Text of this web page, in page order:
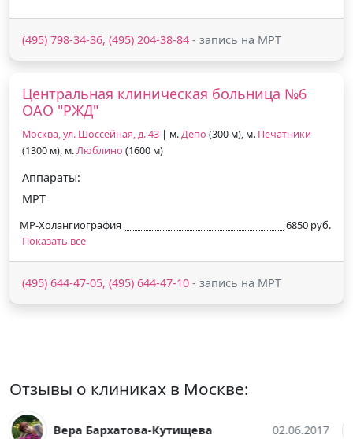
(495) 798-34-36, (495) 204-38-84 - запись на МРТ
Центральная клиническая больница №6
ОАО "РЖД"
Москва, ул. Шоссейная, д. 43 | м.Депо (300 м), м. Печатники
(1300 м), м.Люблино (1600 м)
Аппараты:
МРТ
МР-Холангиография
6850 руб.
Показать все
(495) 644-47-05, (495) 644-47-10 - запись на МРТ
Отзывы о клиниках в Москве:
Екатерина Мануилова 02.06.2017